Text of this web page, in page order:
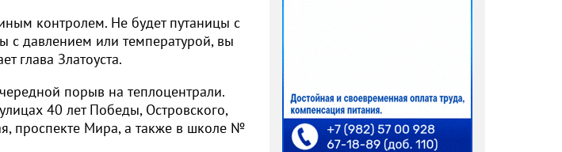
контролем. Не будет путаницы с
с давлением или температурой, вы
глава Златоуста.
порыв на теплоцентрали.
40 лет Победы, Островского,
проспекте Мира, а также в школе №